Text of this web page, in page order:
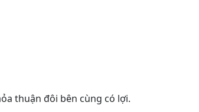
thuận đôi bên cùng có lợi.